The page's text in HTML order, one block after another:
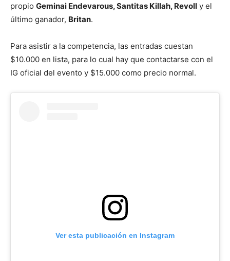
propio Geminai Endevarous, Santitas Killah, Revoll y el
último ganador, Britan.
Para asistir a la competencia, las entradas cuestan
$10.000 en lista, para lo cual hay que contactarse con el
IG oficial del evento y $15.000 como precio normal.
Ver esta publicación en Instagram